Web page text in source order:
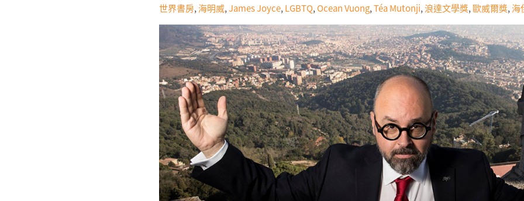
世界書房, 海明威,James Joyce, LGBTQ, Ocean Vuong,Téa Mutonji,浪達文學獎,歐威爾獎, 海